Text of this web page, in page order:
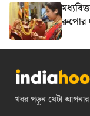
রুপোর
খবর পড়ুন যেটা